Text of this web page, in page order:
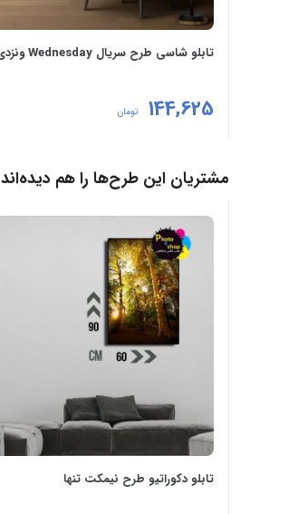
تابلو شاسی طرح سریال Wednesday ونزدی
144,625 تومان
مشتریان این طرح‌ها را هم دیده‌اند
تابلو دکوراتیو طرح نیمکت تنها